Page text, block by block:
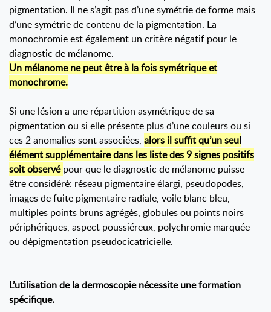
pigmentation. Il ne s’agit pas d’une symétrie de forme mais
d’une symétrie de contenu de la pigmentation. La
monochromie est également un critère négatif pour le
diagnostic de mélanome.
Un mélanome ne peut être à la fois symétrique et
monochrome.
Si une lésion a une répartition asymétrique de sa
pigmentation ou si elle présente plus d’une couleurs ou si
ces 2 anomalies sont associées, alors il suffit qu’un seul
élément supplémentaire dans les liste des 9 signes positifs
soit observépour que le diagnostic de mélanome puisse
être considéré: réseau pigmentaire élargi, pseudopodes,
images de fuite pigmentaire radiale, voile blanc bleu,
multiples points bruns agrégés, globules ou points noirs
périphériques, aspect poussiéreux, polychromie marquée
ou dépigmentation pseudocicatricielle.
L’utilisation de la dermoscopie nécessite une formation
spécifique.